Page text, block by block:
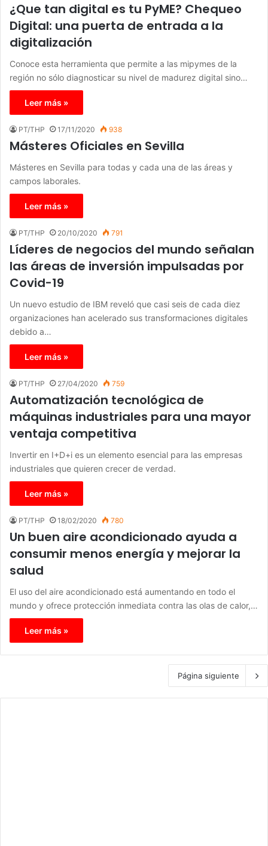
¿Que tan digital es tu PyME? Chequeo
Digital: una puerta de entrada a la
digitalización
Conoce esta herramienta que permite a las mipymes de la
región no sólo diagnosticar su nivel de madurez digital sino…
Leer más »
PT/THP 17/11/2020 938
Másteres Oficiales en Sevilla
Másteres en Sevilla para todas y cada una de las áreas y
campos laborales.
Leer más »
PT/THP 20/10/2020 791
Líderes de negocios del mundo señalan
las áreas de inversión impulsadas por
Covid-19
Un nuevo estudio de IBM reveló que casi seis de cada diez
organizaciones han acelerado sus transformaciones digitales
debido a…
Leer más »
PT/THP 27/04/2020 759
Automatización tecnológica de
máquinas industriales para una mayor
ventaja competitiva
Invertir en I+D+i es un elemento esencial para las empresas
industriales que quieren crecer de verdad.
Leer más »
PT/THP 18/02/2020 780
Un buen aire acondicionado ayuda a
consumir menos energía y mejorar la
salud
El uso del aire acondicionado está aumentando en todo el
mundo y ofrece protección inmediata contra las olas de calor,…
Leer más »
Página siguiente